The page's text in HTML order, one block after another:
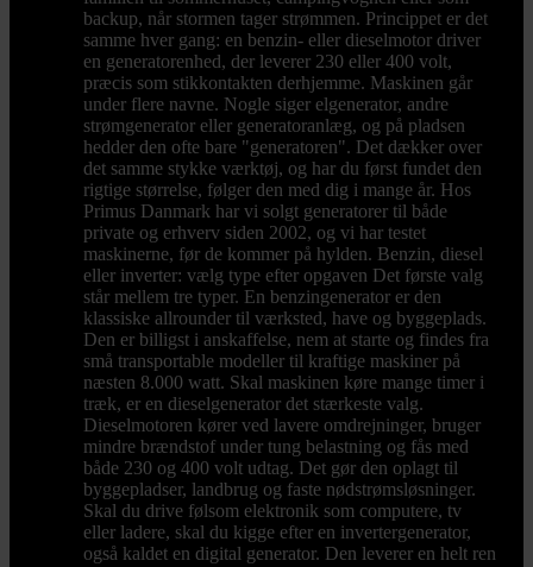
backup, når stormen tager strømmen. Princippet er det
samme hver gang: en benzin- eller dieselmotor driver
en generatorenhed, der leverer 230 eller 400 volt,
præcis som stikkontakten derhjemme. Maskinen går
under flere navne. Nogle siger elgenerator, andre
strømgenerator eller generatoranlæg, og på pladsen
hedder den ofte bare "generatoren". Det dækker over
det samme stykke værktøj, og har du først fundet den
rigtige størrelse, følger den med dig i mange år. Hos
Primus Danmark har vi solgt generatorer til både
private og erhverv siden 2002, og vi har testet
maskinerne, før de kommer på hylden. Benzin, diesel
eller inverter: vælg type efter opgaven Det første valg
står mellem tre typer. En benzingenerator er den
klassiske allrounder til værksted, have og byggeplads.
Den er billigst i anskaffelse, nem at starte og findes fra
små transportable modeller til kraftige maskiner på
næsten 8.000 watt. Skal maskinen køre mange timer i
træk, er en dieselgenerator det stærkeste valg.
Dieselmotoren kører ved lavere omdrejninger, bruger
mindre brændstof under tung belastning og fås med
både 230 og 400 volt udtag. Det gør den oplagt til
byggepladser, landbrug og faste nødstrømsløsninger.
Skal du drive følsom elektronik som computere, tv
eller ladere, skal du kigge efter en invertergenerator,
også kaldet en digital generator. Den leverer en helt ren